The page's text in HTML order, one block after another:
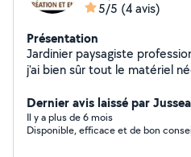
5/5 (4 avis)
Présentation
Jardinier paysagiste
j'ai bien sûr tout le matériel
déchèterie mais je peux bien-
J'utilise des produits
effectue des tailles dit
Dernier avis laissé par
Il y a plus de 6 mois